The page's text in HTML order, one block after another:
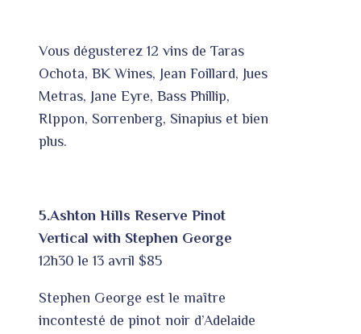
Vous dégusterez 12 vins de Taras
Ochota, BK Wines, Jean Foillard, Jues
Metras, Jane Eyre, Bass Phillip,
RIppon, Sorrenberg, Sinapius et bien
plus.
5.Ashton Hills Reserve Pinot
Vertical with Stephen George
12h30 le 13 avril $85
Stephen George est le maître
incontesté de pinot noir d’Adelaide